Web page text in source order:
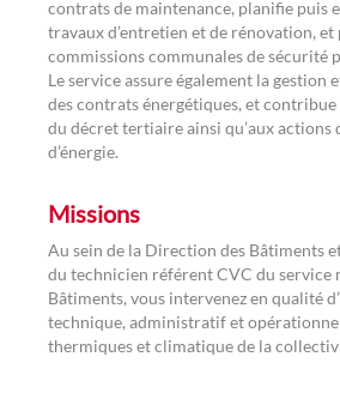
contrats de maintenance, planifie puis
travaux d’entretien et de rénovation,
commissions communales de sécurité
Le service assure également la gestion
des contrats énergétiques, et
du décret tertiaire ainsi qu’aux actions
d’énergie.
Missions
Au sein de la Direction des Bâtiments
du technicien référent CVC du service
Bâtiments, vous intervenez en qualité
technique, administratif et
thermiques et climatique de la